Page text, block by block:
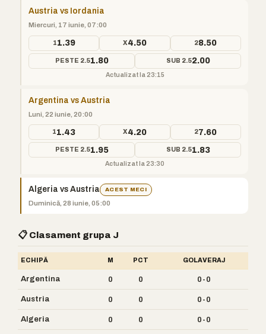
Austria vs Iordania
Miercuri, 17 iunie, 07:00
11.39 X4.50 28.50
PESTE 2.51.80 SUB 2.52.00
Actualizat la 23:15
Argentina vs Austria
Luni, 22 iunie, 20:00
11.43 X4.20 27.60
PESTE 2.51.95 SUB 2.51.83
Actualizat la 23:30
Algeria vs Austria ACEST MECI
Duminică, 28 iunie, 05:00
📋 Clasament grupa J
ECHIPĂ M PCT GOLAVERAJ
Argentina 0 0 0-0
Austria 0 0 0-0
Algeria 0 0 0-0